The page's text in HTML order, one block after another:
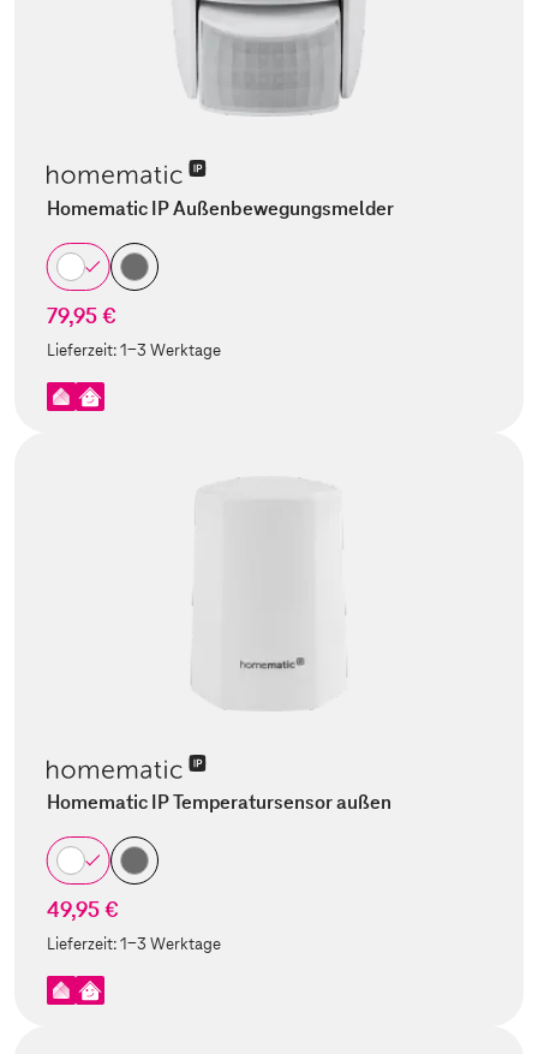
Homematic IP Außenbewegungsmelder
79,95 €
Lieferzeit:1-3 Werktage
Homematic IP Temperatursensor außen
49,95 €
Lieferzeit:1-3 Werktage